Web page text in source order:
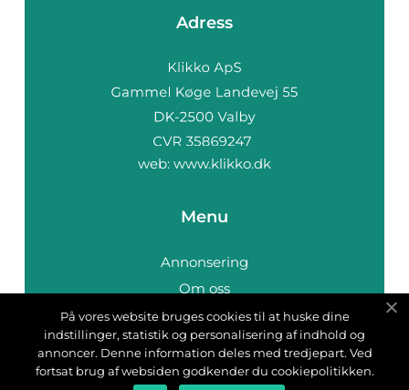
Adress
web: www.klikko.dk
Menu
Annonsering
Om oss
Cookies
Kontakta oss
Sitemap
På vores website bruges cookies til at huske dine
indstillinger, statistik og personalisering af indhold og
annoncer. Denne information deles med tredjepart. Ved
fortsat brug af websiden godkender du cookiepolitikken.